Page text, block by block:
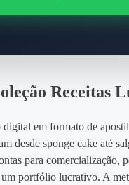
Receitas
digital em formato de
desde sponge cake até
para
portfólio lucrativo. A